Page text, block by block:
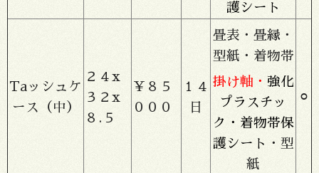
護シート
Taッシュケ
ース（中）
２４x
３２x
８.５
￥８５
０００
１４
日
畳表・畳縁・
型紙・着物帯
掛け軸・ 強化
プラスチッ
ク・着物帯保
護シート ・型
紙
⚪︎